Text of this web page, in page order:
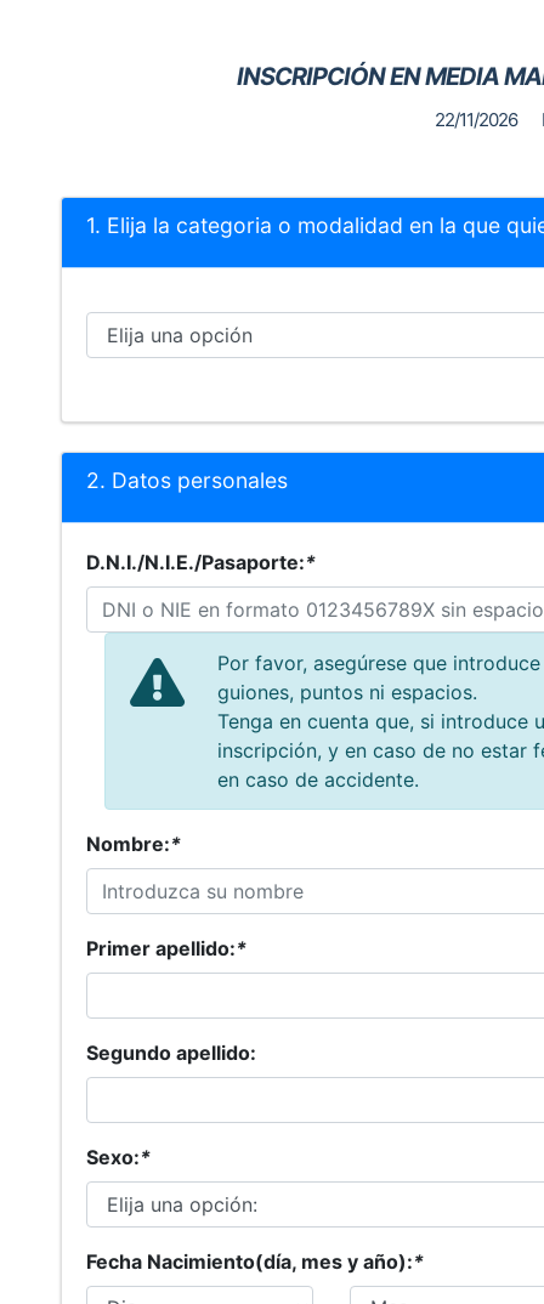
INSCRIPCIÓN EN MEDIA
22/11/2026
1. Elija la categoria o modalidad en la que
2. Datos personales
D.N.I./N.I.E./Pasaporte:*
Por favor, asegúrese que
guiones, puntos ni espacios.
Tenga en cuenta que, si
inscripción, y en caso de no estar
en caso de accidente.
Nombre:*
Primer apellido:*
Segundo apellido:
Sexo:*
Fecha Nacimiento(día, mes y año):*